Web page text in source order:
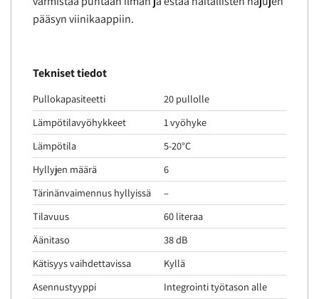
pääsyn viinikaappiin.
Tekniset tiedot
Pullokapasiteetti
20 pullolle
Lämpötilavyöhykkeet
1 vyöhyke
Lämpötila
5-20°C
Hyllyjen määrä
6
Tärinänvaimennus hyllyissä
–
Tilavuus
60 literaa
Äänitaso
38 dB
Kätisyys vaihdettavissa
Kyllä
Asennustyyppi
Integrointi työtason alle